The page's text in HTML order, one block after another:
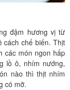
đậm hương vị từ
cách chế biến. Thịt
các món ngon hấp
lồ ô, nhím nướng,
nào thì thịt nhím
có mỡ.